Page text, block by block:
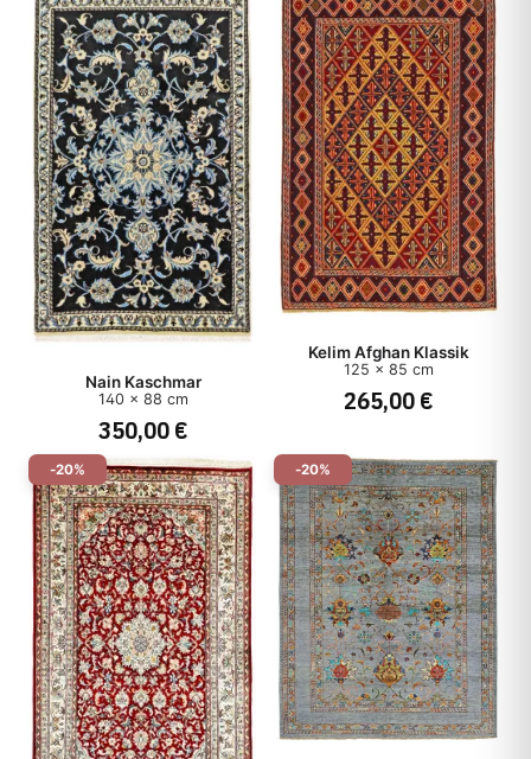
Nain Kaschmar
140 x 88 cm
350,00 €
Kelim Afghan Klassik
125 x 85 cm
265,00 €
-20% -20%